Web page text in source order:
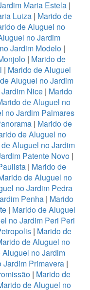
Maria Estela|
Luiza | Marido de
de Aluguel no
no Jardim
Jardim Modelo |
| Marido de
| Marido de Aluguel
Aluguel no Jardim
Nice | Marido
de Aluguel no
no Jardim Palmares
| Marido de
de Aluguel no
Aluguel no Jardim
Patente Novo |
| Marido de
de Aluguel no
no Jardim Pedra
Penha| Marido
| Marido de Aluguel
no Jardim Peri Peri
| Marido de
de Aluguel no
Aluguel no Jardim
Jardim Primavera|
| Marido de
de Aluguel no